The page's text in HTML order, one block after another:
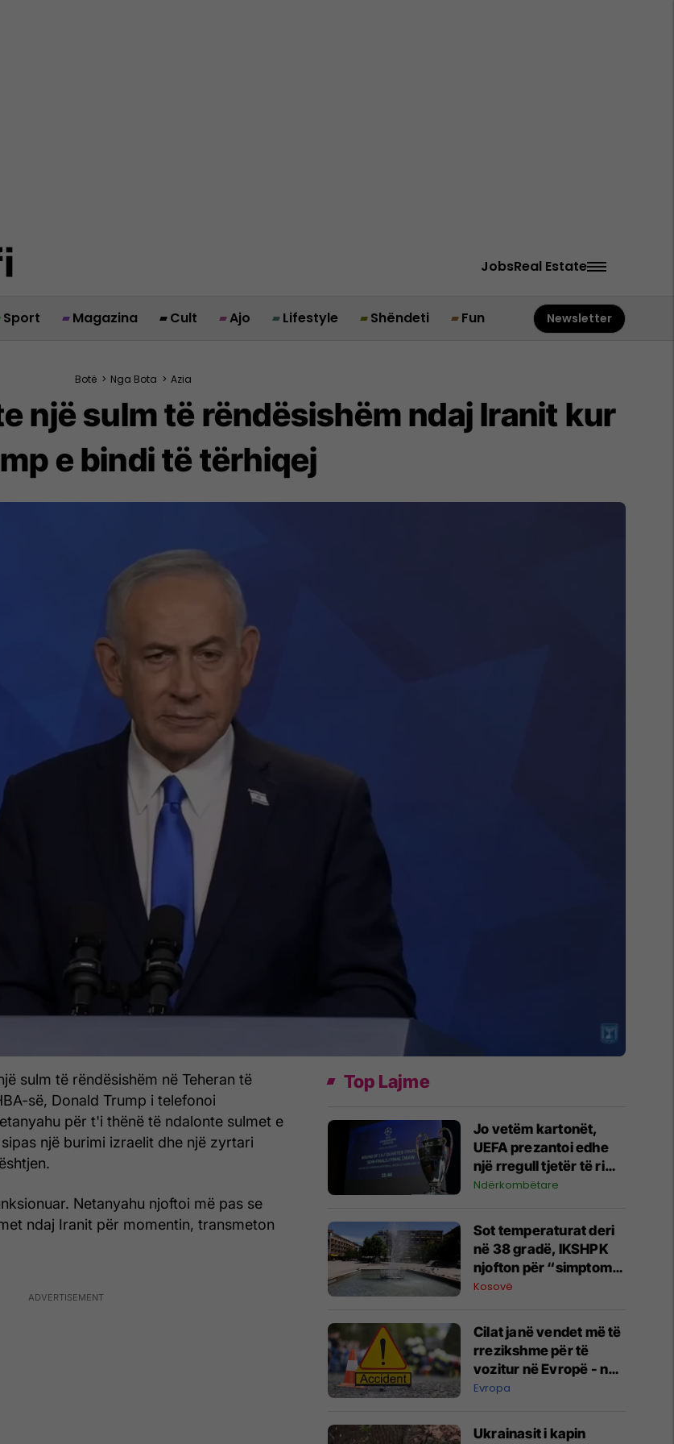
JobsReal Estate
Sport Magazina Cult Ajo Lifestyle Shëndeti Fun Newsletter
Botë > Nga Bota > Azia
një sulm të rëndësishëm ndaj Iranit kur
e bindi të tërhiqej
sulm të rëndësishëm në Teheran të
së, Donald Trump i telefonoi
për t'i thënë të ndalonte sulmet e
një burimi izraelit dhe një zyrtari
Netanyahu njoftoi më pas se
ndaj Iranit për momentin, transmeton
Top Lajme
Jo vetëm kartonët,
UEFA prezantoi edhe
një rregull tjetër të ri
për Ligën e
evropiane
Ndërkombëtare
Sot temperaturat deri
në 38 gradë, IKSHPK
njofton për “simptomat
e nxehtësisë”
Kosovë
Cilat janë vendet më të
rrezikshme për të
vozitur në Evropë - në
njërin prej tyre
mërgimtarë
Evropa
Ukrainasit i kapin